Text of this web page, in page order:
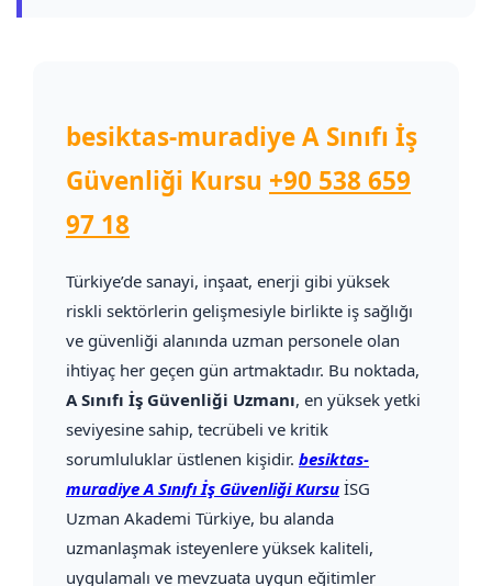
besiktas-muradiye A Sınıfı İş
Güvenliği Kursu +90 538 659
97 18
Türkiye’de sanayi, inşaat, enerji gibi yüksek
riskli sektörlerin gelişmesiyle birlikte iş sağlığı
ve güvenliği alanında uzman personele olan
ihtiyaç her geçen gün artmaktadır. Bu noktada,
A Sınıfı İş Güvenliği Uzmanı, en yüksek yetki
seviyesine sahip, tecrübeli ve kritik
sorumluluklar üstlenen kişidir. besiktas-
muradiye A Sınıfı İş Güvenliği Kursu İSG
Uzman Akademi Türkiye, bu alanda
uzmanlaşmak isteyenlere yüksek kaliteli,
uygulamalı ve mevzuata uygun eğitimler